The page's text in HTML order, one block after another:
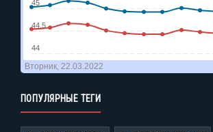
ПОПУЛЯРНЫЕ ТЕГИ